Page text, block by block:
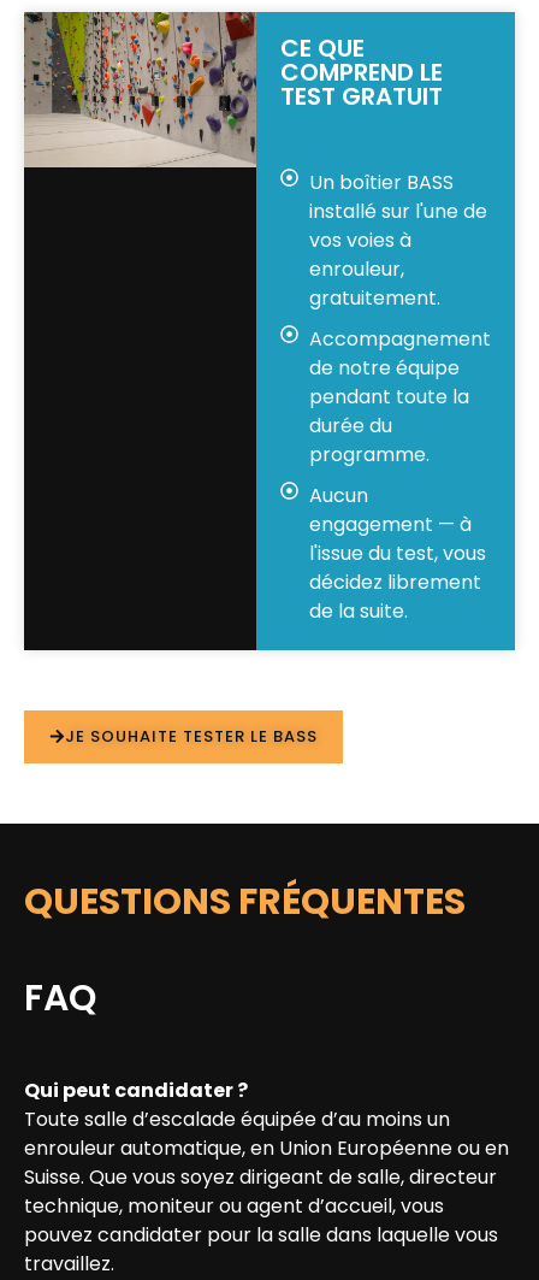
CE QUE
COMPREND LE
TEST GRATUIT
Un boîtier BASS
installé sur l'une de
vos voies à
enrouleur,
gratuitement.
Accompagnement
de notre équipe
pendant toute la
durée du
programme.
Aucun
engagement — à
l'issue du test, vous
décidez librement
de la suite.
JE SOUHAITE TESTER LE BASS
QUESTIONS FRÉQUENTES
FAQ
Qui peut candidater ?
Toute salle d’escalade équipée d’au moins un
enrouleur automatique, en Union Européenne ou en
Suisse. Que vous soyez dirigeant de salle, directeur
technique, moniteur ou agent d’accueil, vous
pouvez candidater pour la salle dans laquelle vous
travaillez.